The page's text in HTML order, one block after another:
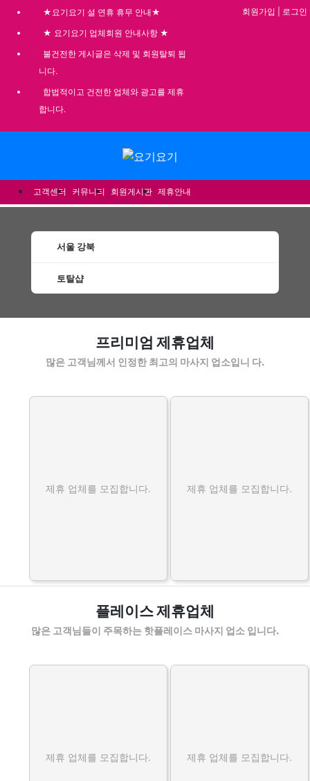
★요기요기 설 연휴 휴무 안내★
★ 요기요기 업체회원 안내사항 ★
불건전한 게시글은 삭제 및 회원탈퇴 됩
니다.
합법적이고 건전한 업체와 광고를 제휴
합니다.
회원가입 로그인
고객센터 커뮤니티 회원게시판 제휴안내
서울 강북
토탈샵
프리미엄 제휴업체
많은 고객님께서 인정한 최고의 마사지 업소입니 다.
제휴 업체를 모집합니다. 제휴 업체를 모집합니다.
플레이스 제휴업체
많은 고객님들이 주목하는 핫플레이스 마사지 업소 입니다.
제휴 업체를 모집합니다. 제휴 업체를 모집합니다.